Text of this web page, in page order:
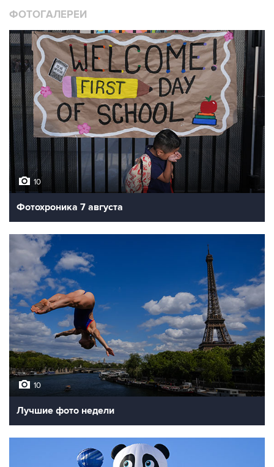
ФОТОГАЛЕРЕИ
10
Фотохроника 7 августа
10
Лучшие фото недели